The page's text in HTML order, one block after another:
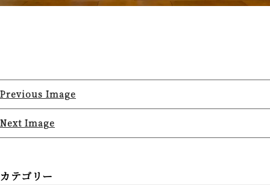
Previous Image
Next Image
カテゴリー